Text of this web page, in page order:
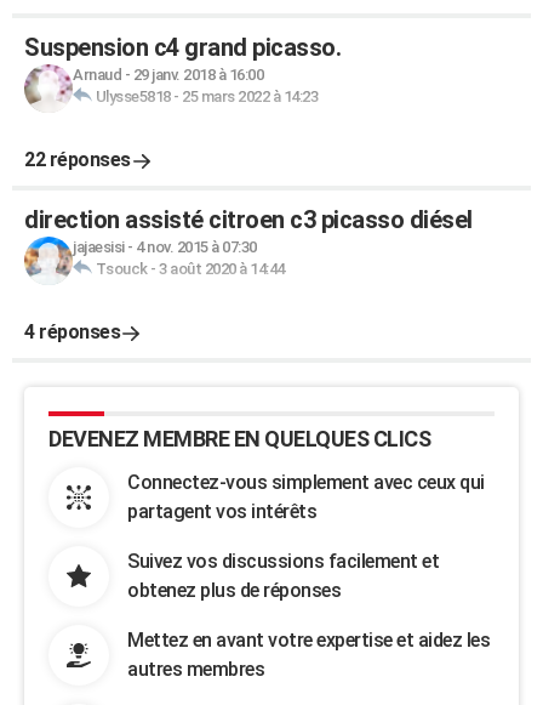
Suspension c4 grand picasso.
Arnaud - 29 janv. 2018 à 16:00
Ulysse5818- 25 mars 2022 à 14:23
22 réponses
direction assisté citroen c3 picasso diésel
jajaesisi- 4 nov. 2015 à 07:30
Tsouck- 3 août 2020 à 14:44
4 réponses
DEVENEZ MEMBRE EN QUELQUES CLICS
Connectez-vous simplement avec ceux qui
partagent vos intérêts
Suivez vos discussions facilement et
obtenez plus de réponses
Mettez en avant votre expertise et aidez les
autres membres